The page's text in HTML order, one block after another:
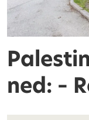
ned: –